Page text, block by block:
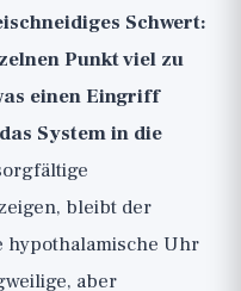
Schwert:
Punkt viel zu
einen Eingriff
System in die
bleibt der
hypothalamische Uhr
aber